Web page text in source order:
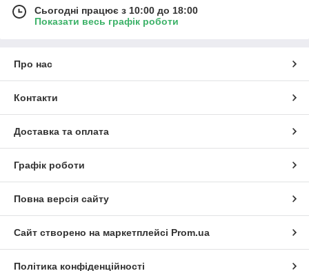
Сьогодні працює з 10:00 до 18:00
Показати весь графік роботи
Про нас
Контакти
Доставка та оплата
Графік роботи
Повна версія сайту
Сайт створено на маркетплейсі Prom.ua
Політика конфіденційності